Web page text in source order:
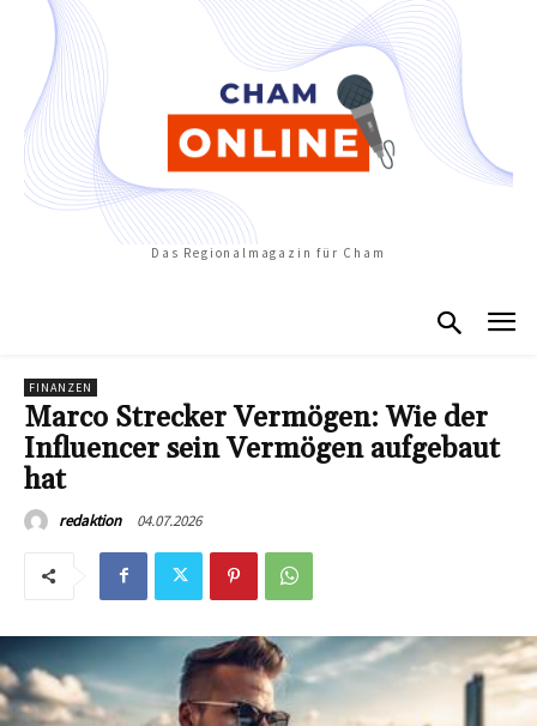
Das Regionalmagazin für Cham
FINANZEN
Marco Strecker Vermögen: Wie der
Influencer sein Vermögen aufgebaut
hat
redaktion 04.07.2026